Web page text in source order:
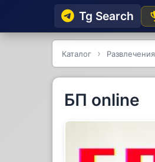
Tg Searсh
Каталог Развлечения
БП online